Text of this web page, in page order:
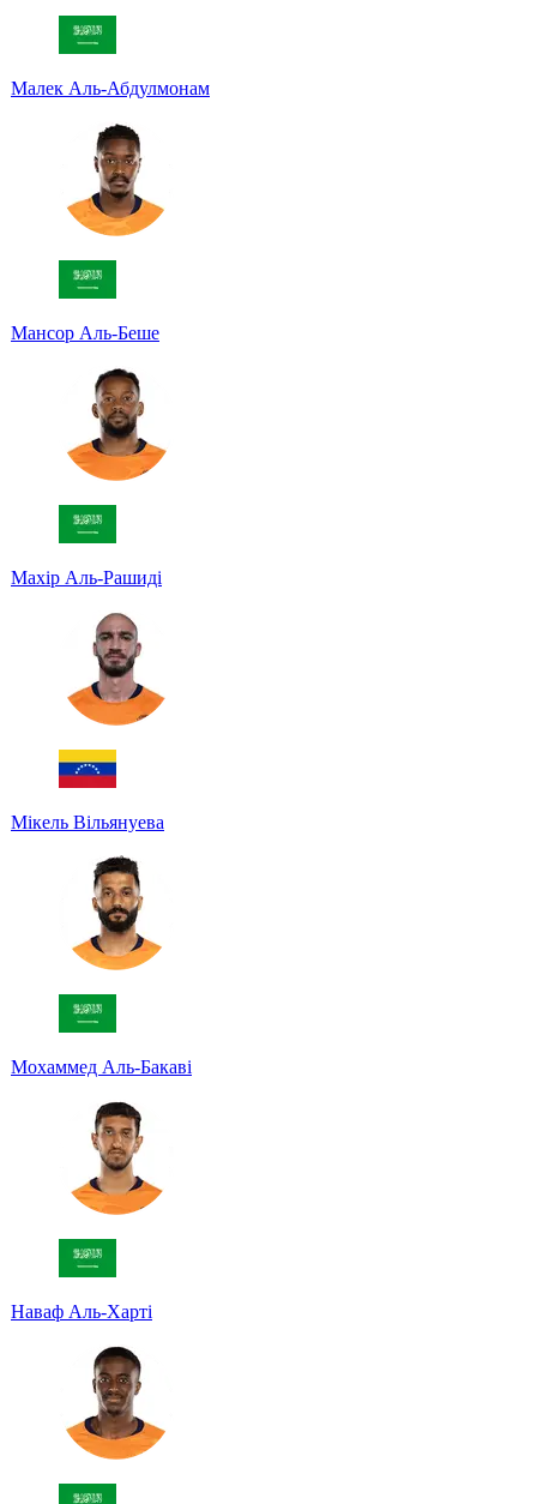
Малек Аль-Абдулмонам
Мансор Аль-Беше
Махір Аль-Рашиді
Мікель Вільянуева
Мохаммед Аль-Бакаві
Наваф Аль-Харті